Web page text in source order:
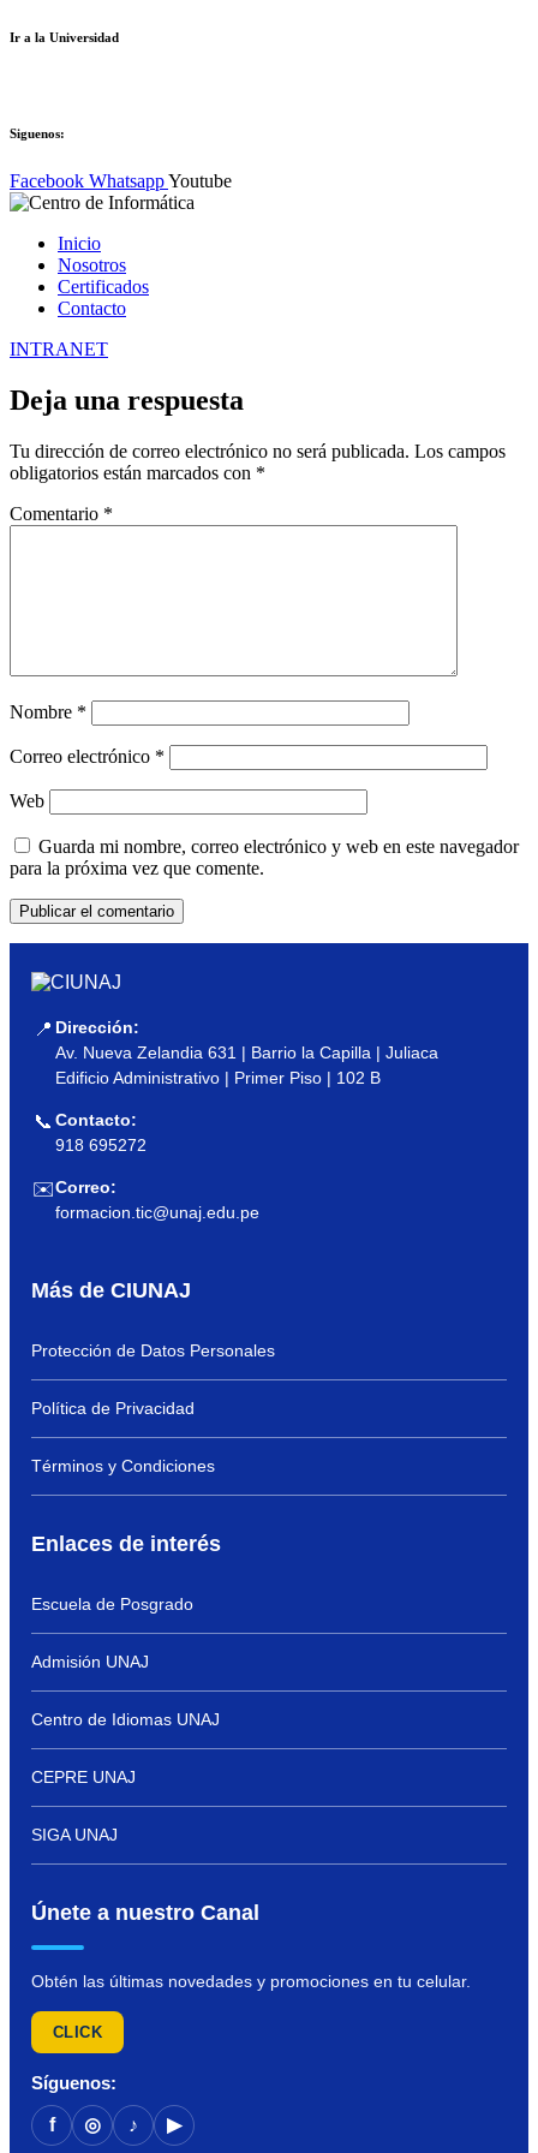
Ir a la Universidad
Siguenos:
Facebook WhatsappYoutube
Inicio
Nosotros
Certificados
Contacto
INTRANET
Deja una respuesta
Tu dirección de correo electrónico no será publicada. Los campos
obligatorios están marcados con *
Comentario *
Nombre *
Correo electrónico *
Web
Guarda mi nombre, correo electrónico y web en este navegador
para la próxima vez que comente.
📍 Dirección:
Av. Nueva Zelandia 631 | Barrio la Capilla | Juliaca
Edificio Administrativo | Primer Piso | 102 B
📞 Contacto:
918 695272
✉️Correo:
formacion.tic@unaj.edu.pe
Más de CIUNAJ
Protección de Datos Personales
Política de Privacidad
Términos y Condiciones
Enlaces de interés
Escuela de Posgrado
Admisión UNAJ
Centro de Idiomas UNAJ
CEPRE UNAJ
SIGA UNAJ
Únete a nuestro Canal
Obtén las últimas novedades y promociones en tu celular.
CLICK
Síguenos:
f ◎ ♪ ▶